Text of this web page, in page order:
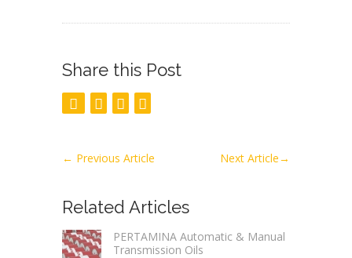
Share this Post
← Previous Article Next Article→
Related Articles
PERTAMINA Automatic & Manual
Transmission Oils